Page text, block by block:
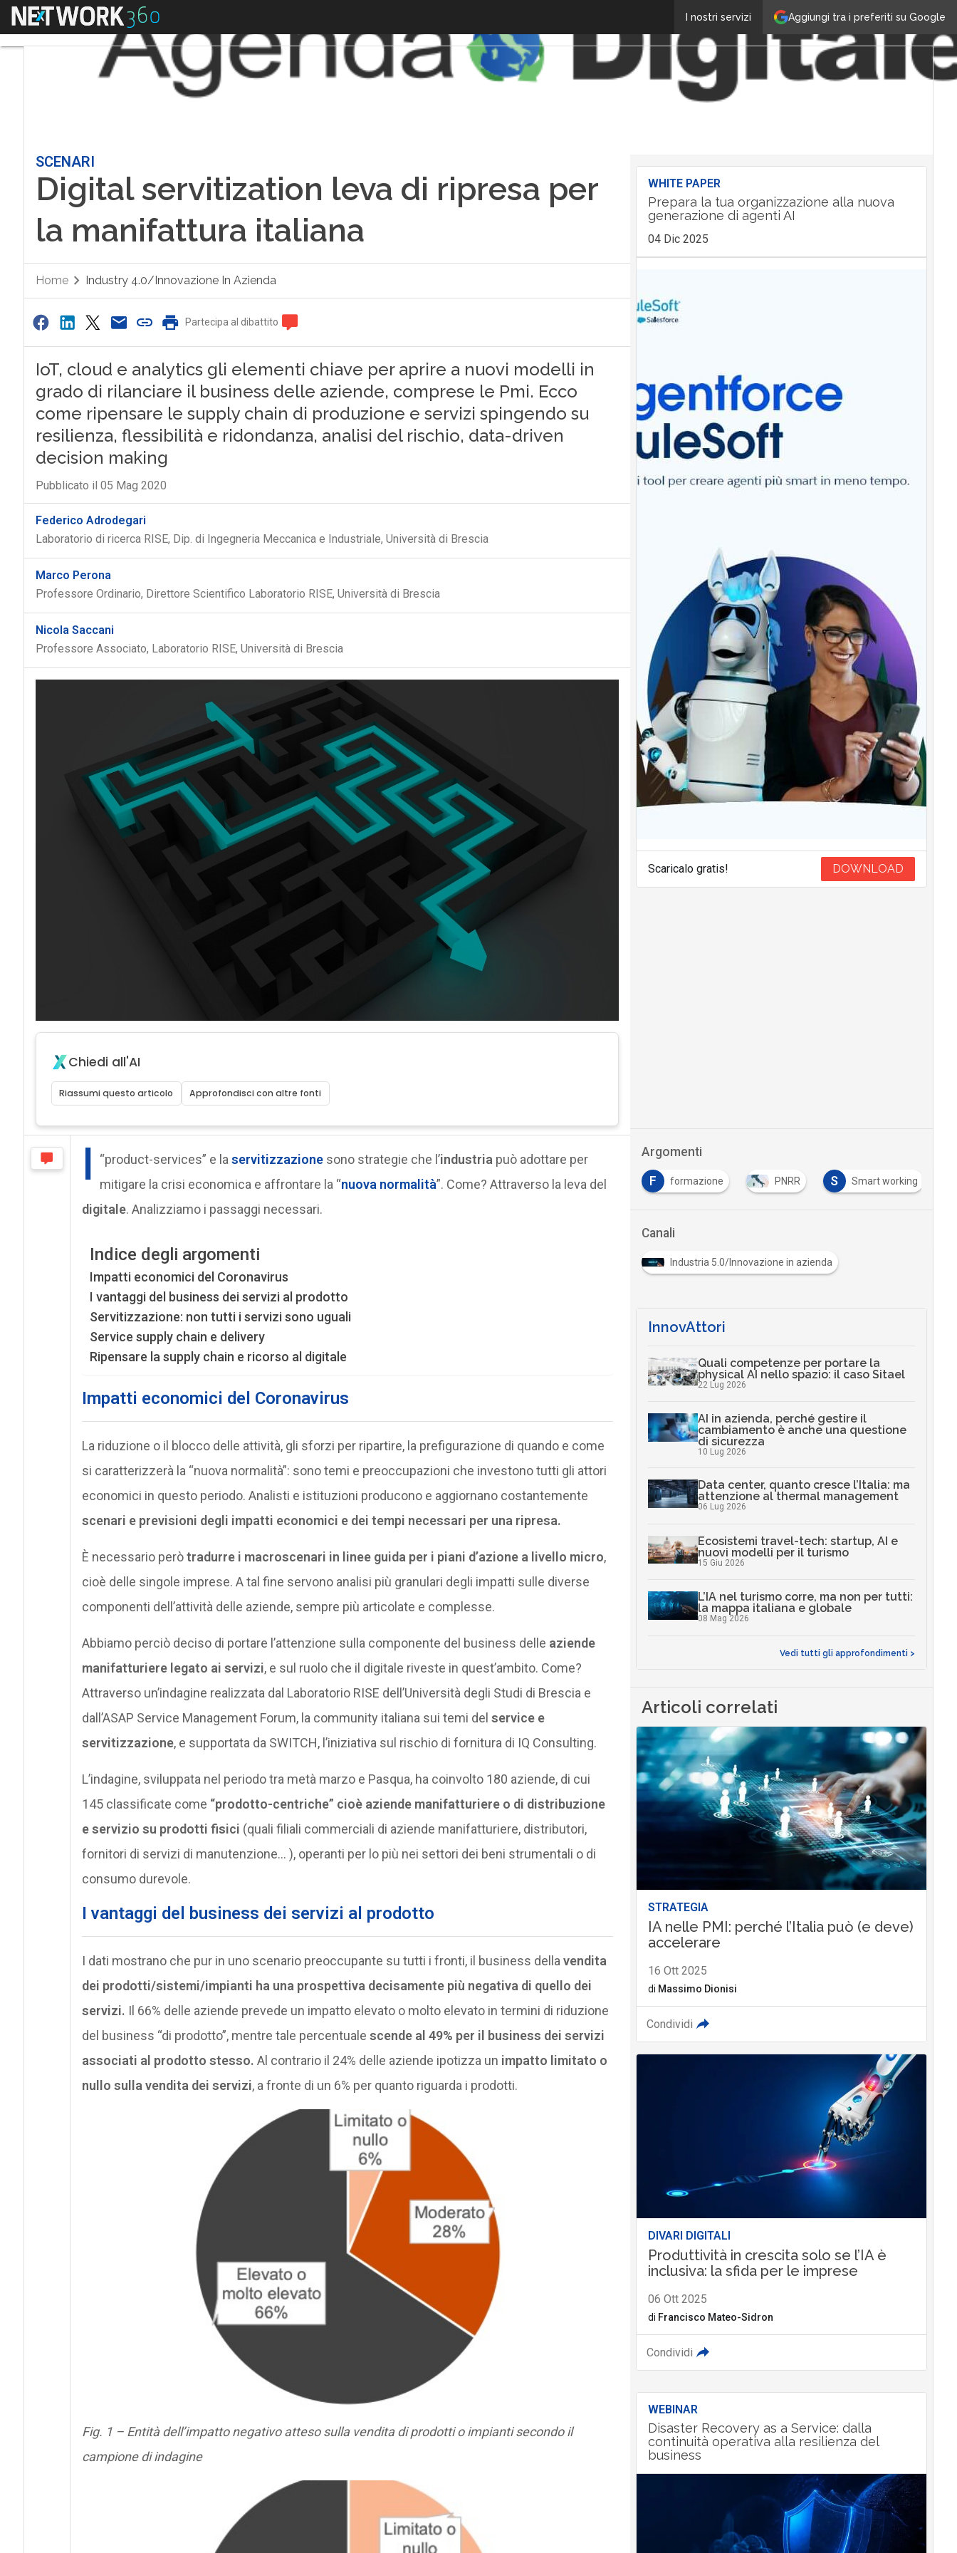
Aggiungi tra i preferiti su Google
I nostri servizi
Menu
SCENARI
Digital servitization leva di ripresa per
la manifattura italiana
Home Industry 4.0/Innovazione In Azienda
Partecipa al dibattito
IoT, cloud e analytics gli elementi chiave per aprire a nuovi modelli in
grado di rilanciare il business delle aziende, comprese le Pmi. Ecco
come ripensare le supply chain di produzione e servizi spingendo su
resilienza, flessibilità e ridondanza, analisi del rischio, data-driven
decision making
Pubblicato il 05 Mag 2020
Federico Adrodegari
Laboratorio di ricerca RISE, Dip. di Ingegneria Meccanica e Industriale, Università di Brescia
Marco Perona
Professore Ordinario, Direttore Scientifico Laboratorio RISE, Università di Brescia
Nicola Saccani
Professore Associato, Laboratorio RISE, Università di Brescia
Chiedi all'AI
Riassumi questo articolo Approfondisci con altre fonti
I “product-services” e la servitizzazionesono strategie che l’industria può adottare per
mitigare la crisi economica e affrontare la “nuova normalità”. Come? Attraverso la leva del
digitale. Analizziamo i passaggi necessari.
Indice degli argomenti
Impatti economici del Coronavirus
I vantaggi del business dei servizi al prodotto
Servitizzazione: non tutti i servizi sono uguali
Service supply chain e delivery
Ripensare la supply chain e ricorso al digitale
Impatti economici del Coronavirus
La riduzione o il blocco delle attività, gli sforzi per ripartire, la prefigurazione di quando e come
si caratterizzerà la “nuova normalità”: sono temi e preoccupazioni che investono tutti gli attori
economici in questo periodo. Analisti e istituzioni producono e aggiornano costantemente
scenari e previsioni degli impatti economici e dei tempi necessari per una ripresa.
È necessario peròtradurre i macroscenari in linee guida per i piani d’azione a livello micro,
cioè delle singole imprese. A tal fine servono analisi più granulari degli impatti sulle diverse
componenti dell’attività delle aziende, sempre più articolate e complesse.
Abbiamo perciò deciso di portare l’attenzione sulla componente del business delle aziende
manifatturiere legato ai servizi, e sul ruolo che il digitale riveste in quest’ambito. Come?
Attraverso un’indagine realizzata dal Laboratorio RISE dell’Università degli Studi di Brescia e
dall’ASAP Service Management Forum, la community italiana sui temi del service e
servitizzazione, e supportata da SWITCH, l’iniziativa sul rischio di fornitura di IQ Consulting.
L’indagine, sviluppata nel periodo tra metà marzo e Pasqua, ha coinvolto 180 aziende, di cui
145 classificate come “prodotto-centriche” cioè aziende manifatturiere o di distribuzione
e servizio su prodotti fisici (quali filiali commerciali di aziende manifatturiere, distributori,
fornitori di servizi di manutenzione… ), operanti per lo più nei settori dei beni strumentali o di
consumo durevole.
I vantaggi del business dei servizi al prodotto
I dati mostrano che pur in uno scenario preoccupante su tutti i fronti, il business della vendita
dei prodotti/sistemi/impianti ha una prospettiva decisamente più negativa di quello dei
servizi. Il 66% delle aziende prevede un impatto elevato o molto elevato in termini di riduzione
del business “di prodotto”, mentre tale percentuale scende al 49% per il business dei servizi
associati al prodotto stesso. Al contrario il 24% delle aziende ipotizza un impatto limitato o
nullo sulla vendita dei servizi, a fronte di un 6% per quanto riguarda i prodotti.
Fig. 1 – Entità dell’impatto negativo atteso sulla vendita di prodotti o impianti secondo il
campione di indagine
WHITE PAPER
Prepara la tua organizzazione alla nuova
generazione di agenti AI
04 Dic 2025
Scaricalo gratis! DOWNLOAD
Argomenti
cloud F formazione PNRR S Smart working
Canali
Industria 5.0/Innovazione in azienda
InnovAttori
Quali competenze per portare la
physical AI nello spazio: il caso Sitael
22 Lug 2026
AI in azienda, perché gestire il
cambiamento è anche una questione
di sicurezza
10 Lug 2026
Data center, quanto cresce l’Italia: ma
attenzione al thermal management
06 Lug 2026
Ecosistemi travel-tech: startup, AI e
nuovi modelli per il turismo
15 Giu 2026
L’IA nel turismo corre, ma non per tutti:
la mappa italiana e globale
08 Mag 2026
Vedi tutti gli approfondimenti >
Articoli correlati
STRATEGIA
IA nelle PMI: perché l’Italia può (e deve)
accelerare
16 Ott 2025
di Massimo Dionisi
Condividi
DIVARI DIGITALI
Produttività in crescita solo se l’IA è
inclusiva: la sfida per le imprese
06 Ott 2025
di Francisco Mateo-Sidron
Condividi
WEBINAR
Disaster Recovery as a Service: dalla
continuità operativa alla resilienza del
business